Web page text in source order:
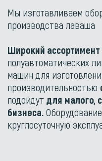
Мы изготавливаем
производства лаваша
Широкий ассортимент
полуавтоматических
машин для
производительностью
подойдут для малого,
бизнеса.
круглосуточную